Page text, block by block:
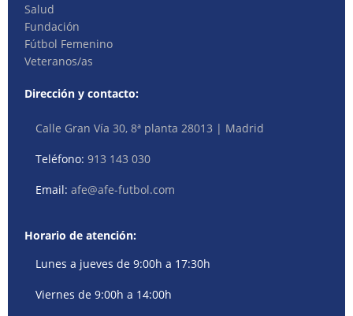
Salud
Fundación
Fútbol Femenino
Veteranos/as
Dirección y contacto:
Calle Gran Vía 30, 8ª planta 28013 | Madrid
Teléfono:913 143 030
Email:afe@afe-futbol.com
Horario de atención:
Lunes a jueves de 9:00h a 17:30h
Viernes de 9:00h a 14:00h